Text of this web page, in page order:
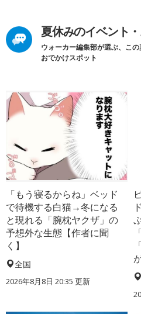
夏休みのイベント
ウォーカー編集部が選ぶ、こ
おでかけスポット
「もう寝るからね」ベッド
で待機する白猫→冬になる
と現れる「腕枕ヤクザ」の
予想外な生態【作者に聞
く】
全国
2026年8月8日 20:35 更新